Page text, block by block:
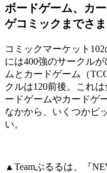
ボードゲーム、カ
ゲコミックまでさ
コミックマーケット
には400強のサークル
ムとカードゲーム（
クルは120前後。これ
ードゲームやカードゲ
なかから、いくつかピ
い。
▲Teamぶるるは、『